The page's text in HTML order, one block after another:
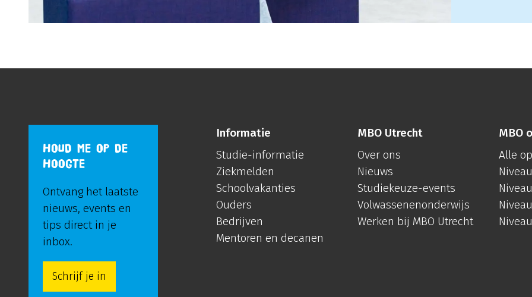
HOUD ME OP DE
HOOGTE
Ontvang het laatste
nieuws, events en
tips direct in je
inbox.
Schrijf je in
Informatie
Studie-informatie
Ziekmelden
Schoolvakanties
Ouders
Bedrijven
Mentoren en decanen
MBO Utrecht
Over ons
Nieuws
Studiekeuze-events
Volwassenenonderwijs
Werken bij MBO Utrecht
MBO
Alle